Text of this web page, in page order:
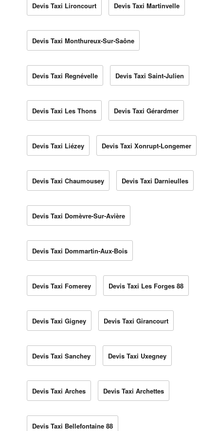
Devis Taxi Lironcourt Devis Taxi Martinvelle
Devis Taxi Monthureux-Sur-Saône
Devis Taxi Regnévelle Devis Taxi Saint-Julien
Devis Taxi Les Thons Devis Taxi Gérardmer
Devis Taxi Liézey Devis Taxi Xonrupt-Longemer
Devis Taxi Chaumousey Devis Taxi Darnieulles
Devis Taxi Domèvre-Sur-Avière
Devis Taxi Dommartin-Aux-Bois
Devis Taxi Fomerey Devis Taxi Les Forges 88
Devis Taxi Gigney Devis Taxi Girancourt
Devis Taxi Sanchey Devis Taxi Uxegney
Devis Taxi Arches Devis Taxi Archettes
Devis Taxi Bellefontaine 88